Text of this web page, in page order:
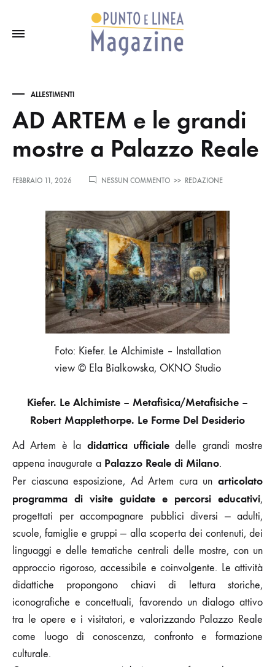
ALLESTIMENTI
AD ARTEM e le grandi
mostre a Palazzo Reale
FEBBRAIO 11, 2026 NESSUN COMMENTOSU
E
LE
GRANDI
MOSTRE
A
PALAZZO
REALE
>> REDAZIONE
Foto: Kiefer. Le Alchimiste – Installation
view © Ela Bialkowska, OKNO Studio
Kiefer. Le Alchimiste – Metafisica/Metafisiche –
Robert Mapplethorpe. Le Forme Del Desiderio
Ad Artem è la didattica ufficialedelle grandi mostre
appena inaugurate a Palazzo Reale di Milano.
Per ciascuna esposizione, Ad Artem cura un articolato
programma di visite guidate e percorsi educativi,
progettati per accompagnare pubblici diversi — adulti,
scuole, famiglie e gruppi — alla scoperta dei contenuti, dei
linguaggi e delle tematiche centrali delle mostre, con un
approccio rigoroso, accessibile e coinvolgente. Le attività
didattiche propongono chiavi di lettura storiche,
iconografiche e concettuali, favorendo un dialogo attivo
tra le opere e i visitatori, e valorizzando Palazzo Reale
come luogo di conoscenza, confronto e formazione
culturale.